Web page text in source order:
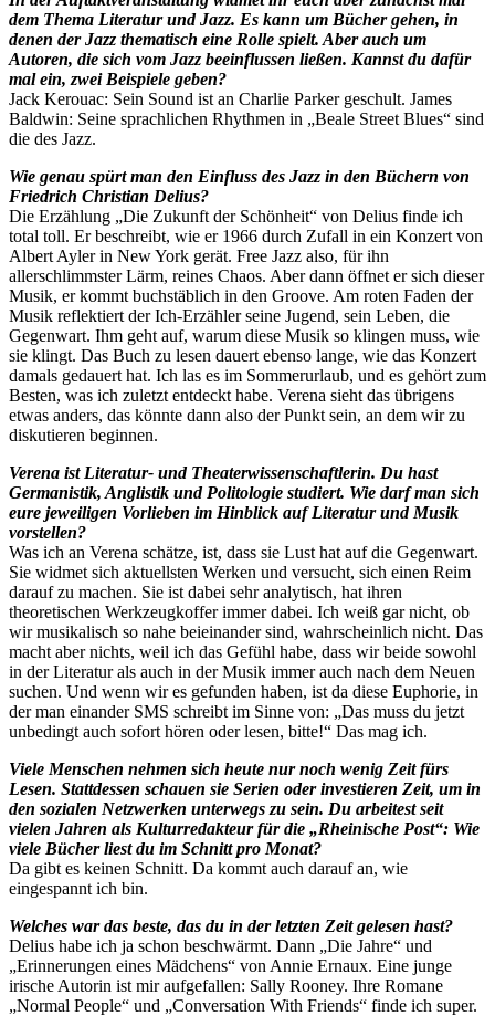
dem Thema Literatur und Jazz. Es kann um Bücher gehen, in
denen der Jazz thematisch eine Rolle spielt. Aber auch um
Autoren, die sich vom Jazz beeinflussen ließen. Kannst du dafür
mal ein, zwei Beispiele geben?
Jack Kerouac: Sein Sound ist an Charlie Parker geschult. James
Baldwin: Seine sprachlichen Rhythmen in „Beale Street Blues“ sind
die des Jazz.
Wie genau spürt man den Einfluss des Jazz in den Büchern von
Friedrich Christian Delius?
Die Erzählung „Die Zukunft der Schönheit“ von Delius finde ich
total toll. Er beschreibt, wie er 1966 durch Zufall in ein Konzert von
Albert Ayler in New York gerät. Free Jazz also, für ihn
allerschlimmster Lärm, reines Chaos. Aber dann öffnet er sich dieser
Musik, er kommt buchstäblich in den Groove. Am roten Faden der
Musik reflektiert der Ich-Erzähler seine Jugend, sein Leben, die
Gegenwart. Ihm geht auf, warum diese Musik so klingen muss, wie
sie klingt. Das Buch zu lesen dauert ebenso lange, wie das Konzert
damals gedauert hat. Ich las es im Sommerurlaub, und es gehört zum
Besten, was ich zuletzt entdeckt habe. Verena sieht das übrigens
etwas anders, das könnte dann also der Punkt sein, an dem wir zu
diskutieren beginnen.
Verena ist Literatur- und Theaterwissenschaftlerin. Du hast
Germanistik, Anglistik und Politologie studiert. Wie darf man sich
eure jeweiligen Vorlieben im Hinblick auf Literatur und Musik
vorstellen?
Was ich an Verena schätze, ist, dass sie Lust hat auf die Gegenwart.
Sie widmet sich aktuellsten Werken und versucht, sich einen Reim
darauf zu machen. Sie ist dabei sehr analytisch, hat ihren
theoretischen Werkzeugkoffer immer dabei. Ich weiß gar nicht, ob
wir musikalisch so nahe beieinander sind, wahrscheinlich nicht. Das
macht aber nichts, weil ich das Gefühl habe, dass wir beide sowohl
in der Literatur als auch in der Musik immer auch nach dem Neuen
suchen. Und wenn wir es gefunden haben, ist da diese Euphorie, in
der man einander SMS schreibt im Sinne von: „Das muss du jetzt
unbedingt auch sofort hören oder lesen, bitte!“ Das mag ich.
Viele Menschen nehmen sich heute nur noch wenig Zeit fürs
Lesen. Stattdessen schauen sie Serien oder investieren Zeit, um in
den sozialen Netzwerken unterwegs zu sein. Du arbeitest seit
vielen Jahren als Kulturredakteur für die „Rheinische Post“: Wie
viele Bücher liest du im Schnitt pro Monat?
Da gibt es keinen Schnitt. Da kommt auch darauf an, wie
eingespannt ich bin.
Welches war das beste, das du in der letzten Zeit gelesen hast?
Delius habe ich ja schon beschwärmt. Dann „Die Jahre“ und
„Erinnerungen eines Mädchens“ von Annie Ernaux. Eine junge
irische Autorin ist mir aufgefallen: Sally Rooney. Ihre Romane
„Normal People“ und „Conversation With Friends“ finde ich super.